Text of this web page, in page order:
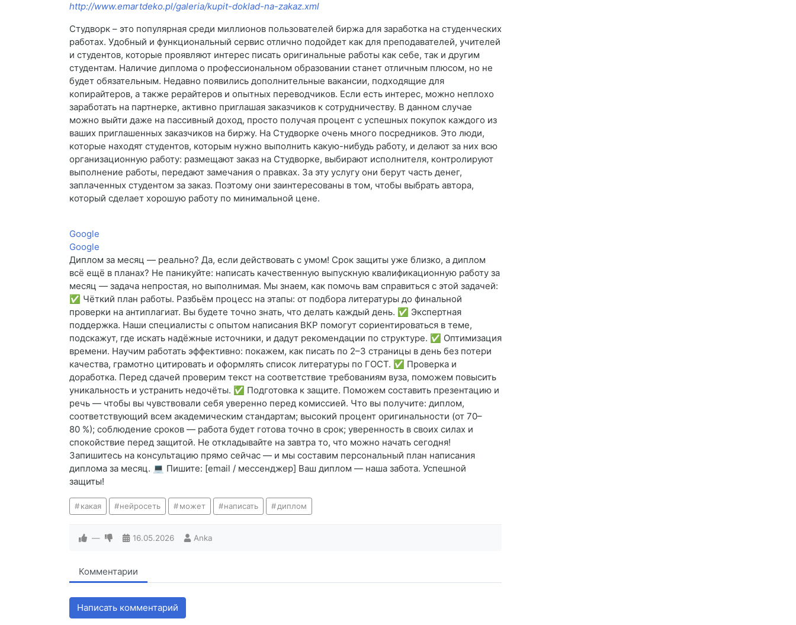
http://www.emartdeko.pl/galeria/kupit-doklad-na-zakaz.xml
Студворк – это популярная среди миллионов пользователей биржа для заработка на студенческих
работах. Удобный и функциональный сервис отлично подойдет как для преподавателей, учителей
и студентов, которые проявляют интерес писать оригинальные работы как себе, так и другим
студентам. Наличие диплома о профессиональном образовании станет отличным плюсом, но не
будет обязательным. Недавно появились дополнительные вакансии, подходящие для
копирайтеров, а также рерайтеров и опытных переводчиков. Если есть интерес, можно неплохо
заработать на партнерке, активно приглашая заказчиков к сотрудничеству. В данном случае
можно выйти даже на пассивный доход, просто получая процент с успешных покупок каждого из
ваших приглашенных заказчиков на биржу. На Студворке очень много посредников. Это люди,
которые находят студентов, которым нужно выполнить какую-нибудь работу, и делают за них всю
организационную работу: размещают заказ на Студворке, выбирают исполнителя, контролируют
выполнение работы, передают замечания о правках. За эту услугу они берут часть денег,
заплаченных студентом за заказ. Поэтому они заинтересованы в том, чтобы выбрать автора,
который сделает хорошую работу по минимальной цене.
Google
Google
Диплом за месяц — реально? Да, если действовать с умом! Срок защиты уже близко, а диплом
всё ещё в планах? Не паникуйте: написать качественную выпускную квалификационную работу за
месяц — задача непростая, но выполнимая. Мы знаем, как помочь вам справиться с этой задачей:
✅ Чёткий план работы. Разбьём процесс на этапы: от подбора литературы до финальной
проверки на антиплагиат. Вы будете точно знать, что делать каждый день. ✅ Экспертная
поддержка. Наши специалисты с опытом написания ВКР помогут сориентироваться в теме,
подскажут, где искать надёжные источники, и дадут рекомендации по структуре. ✅ Оптимизация
времени. Научим работать эффективно: покажем, как писать по 2–3 страницы в день без потери
качества, грамотно цитировать и оформлять список литературы по ГОСТ. ✅ Проверка и
доработка. Перед сдачей проверим текст на соответствие требованиям вуза, поможем повысить
уникальность и устранить недочёты. ✅ Подготовка к защите. Поможем составить презентацию и
речь — чтобы вы чувствовали себя уверенно перед комиссией. Что вы получите: диплом,
соответствующий всем академическим стандартам; высокий процент оригинальности (от 70–
80 %); соблюдение сроков — работа будет готова точно в срок; уверенность в своих силах и
спокойствие перед защитой. Не откладывайте на завтра то, что можно начать сегодня!
Запишитесь на консультацию прямо сейчас — и мы составим персональный план написания
диплома за месяц. 💻 Пишите: [email / мессенджер] Ваш диплом — наша забота. Успешной
защиты!
какая нейросеть может написать диплом
— 16.05.2026 Anka
Комментарии
Написать комментарий